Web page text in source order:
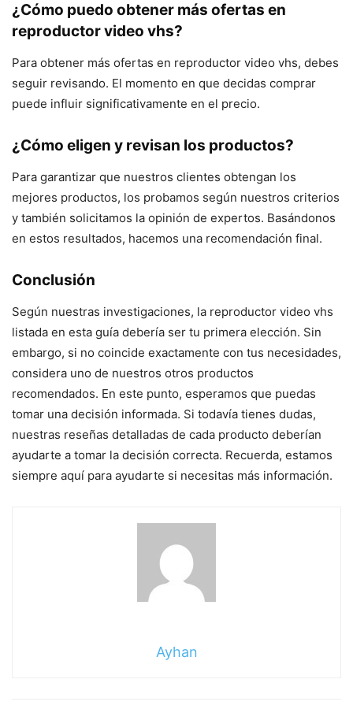
¿Cómo puedo obtener más ofertas en
reproductor video vhs?
Para obtener más ofertas en reproductor video vhs, debes
seguir revisando. El momento en que decidas comprar
puede influir significativamente en el precio.
¿Cómo eligen y revisan los productos?
Para garantizar que nuestros clientes obtengan los
mejores productos, los probamos según nuestros criterios
y también solicitamos la opinión de expertos. Basándonos
en estos resultados, hacemos una recomendación final.
Conclusión
Según nuestras investigaciones, la reproductor video vhs
listada en esta guía debería ser tu primera elección. Sin
embargo, si no coincide exactamente con tus necesidades,
considera uno de nuestros otros productos
recomendados. En este punto, esperamos que puedas
tomar una decisión informada. Si todavía tienes dudas,
nuestras reseñas detalladas de cada producto deberían
ayudarte a tomar la decisión correcta. Recuerda, estamos
siempre aquí para ayudarte si necesitas más información.
Ayhan